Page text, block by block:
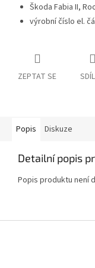
Škoda Fabia II,
výrobní číslo el.
ZEPTAT SE
Popis Diskuze
Detailní popis
Popis produktu není